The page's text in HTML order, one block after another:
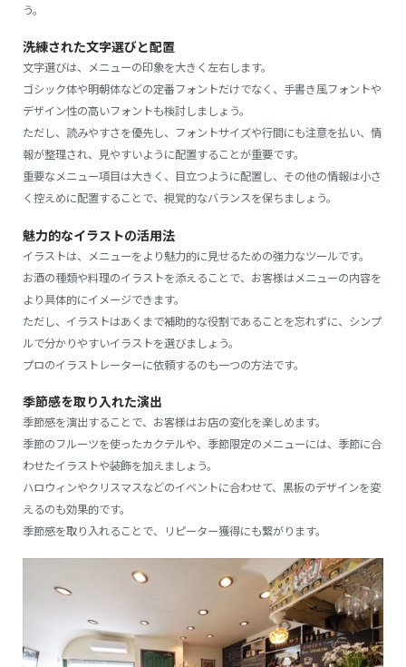
う。
洗練された文字選びと配置
文字選びは、メニューの印象を大きく左右します。
ゴシック体や明朝体などの定番フォントだけでなく、手書き風フォントや
デザイン性の高いフォントも検討しましょう。
ただし、読みやすさを優先し、フォントサイズや行間にも注意を払い、情
報が整理され、見やすいように配置することが重要です。
重要なメニュー項目は大きく、目立つように配置し、その他の情報は小さ
く控えめに配置することで、視覚的なバランスを保ちましょう。
魅力的なイラストの活用法
イラストは、メニューをより魅力的に見せるための強力なツールです。
お酒の種類や料理のイラストを添えることで、お客様はメニューの内容を
より具体的にイメージできます。
ただし、イラストはあくまで補助的な役割であることを忘れずに、シンプ
ルで分かりやすいイラストを選びましょう。
プロのイラストレーターに依頼するのも一つの方法です。
季節感を取り入れた演出
季節感を演出することで、お客様はお店の変化を楽しめます。
季節のフルーツを使ったカクテルや、季節限定のメニューには、季節に合
わせたイラストや装飾を加えましょう。
ハロウィンやクリスマスなどのイベントに合わせて、黒板のデザインを変
えるのも効果的です。
季節感を取り入れることで、リピーター獲得にも繋がります。